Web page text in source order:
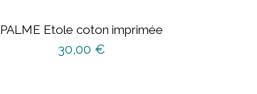
PALME Etole coton imprimée
30,00 €